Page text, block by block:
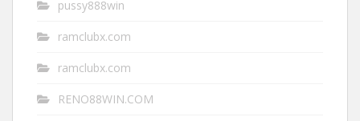
pussy888win
ramclubx.com
ramclubx.com
RENO88WIN.COM